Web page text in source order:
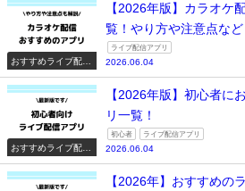
おすすめライブ配信
【2026年版】カラオケ
覧！やり方や注意点など
ライブ配信アプリ
2026.06.04
おすすめライブ配信
【2026年版】初心者に
リ一覧！
初心者 ライブ配信アプリ
2026.06.04
【2026年】おすすめの